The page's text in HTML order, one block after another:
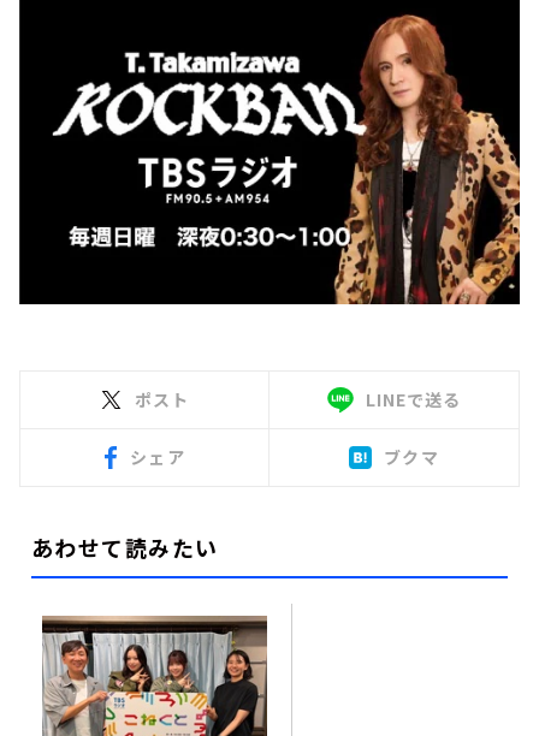
ポスト LINEで送る
シェア ブクマ
あわせて読みたい